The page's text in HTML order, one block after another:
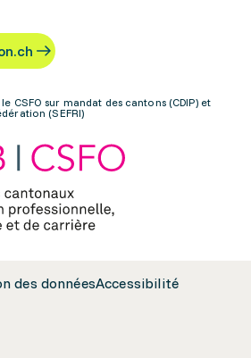
CSFO sur mandat des cantons (CDIP) et
(SEFRI)
des donnéesAccessibilité